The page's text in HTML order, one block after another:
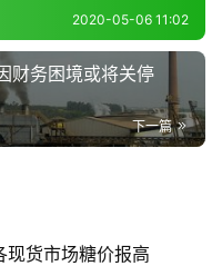
2020-05-06 11:02
财务困境或将关停
下一篇
现货市场糖价报高